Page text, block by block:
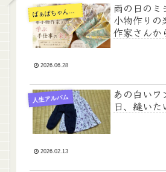
ばぁばちゃんの手仕事
雨の日の
小物作りの
作家さんか
2026.06.28
人生アルバム
あの白いワ
日、縫いた
2026.02.13